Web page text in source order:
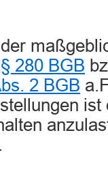
§ 280 BGB
2 BGB